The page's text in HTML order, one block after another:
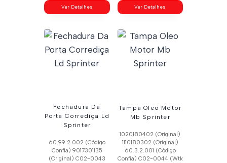
Ver Detalhes Ver Detalhes
Fechadura Da
Porta Corrediça Ld
Sprinter
60.99.2.002 (Código
Confia) 9017301135
(Original) C02-0043
Tampa Oleo Motor
Mb Sprinter
1020180402 (Original)
1110180302 (Original)
60.3.2.001 (Código
Confia) C02-0044 (Wtk